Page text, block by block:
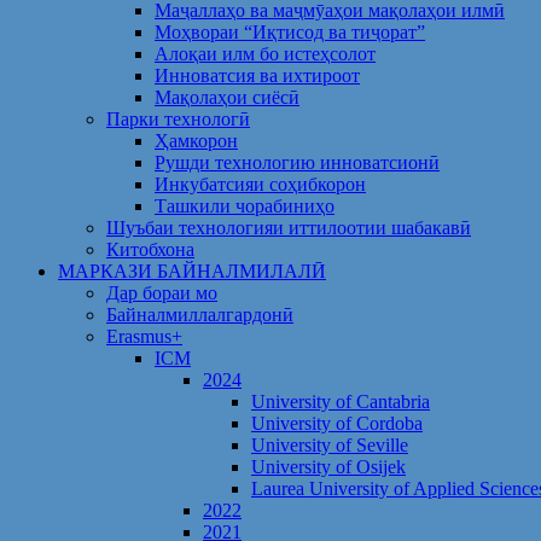
Маҷаллаҳо ва маҷмӯаҳои мақолаҳои илмӣ
Моҳвораи “Иқтисод ва тиҷорат”
Алоқаи илм бо истеҳсолот
Инноватсия ва ихтироот
Мақолаҳои сиёсӣ
Парки технологӣ
Ҳамкорон
Рушди технологию инноватсионӣ
Инкубатсияи соҳибкорон
Ташкили чорабиниҳо
Шуъбаи технологияи иттилоотии шабакавӣ
Китобхона
МАРКАЗИ БАЙНАЛМИЛАЛӢ
Дар бораи мо
Байналмиллалгардонӣ
Erasmus+
ICM
2024
University of Cantabria
University of Cordoba
University of Seville
University of Osijek
Laurea University of Applied
2022
2021